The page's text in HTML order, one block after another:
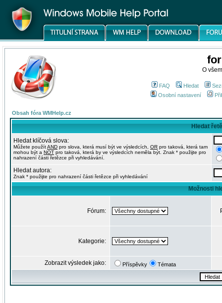
O
FAQ Hledat
Osobní nastavení
Obsah fóra WMHelp.cz
Hledat
Hledat klíčová slova:
Můžete použítAND pro slova, která musí být ve výsledcích, OR pro taková, která tam
mohou být a NOT pro taková, která by ve výsledcích neměla být. Znak * použijte pro
nahrazení části řetězce při vyhledávání.
Hledat autora:
Znak * použijte pro nahrazení části řetězce při vyhledávání
Možnosti
Fórum:
Kategorie:
Zobrazit výsledek jako: Příspěvky Témata